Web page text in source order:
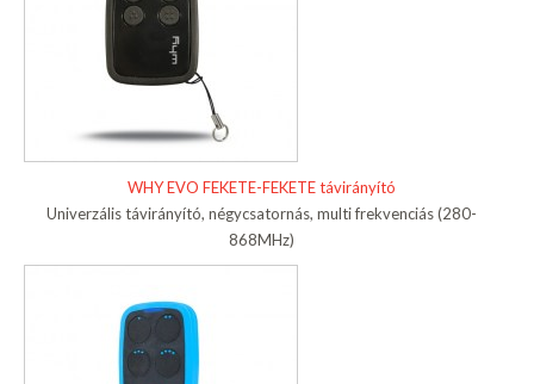
WHY EVO FEKETE-FEKETE távirányító
Univerzális távirányító, négycsatornás, multi frekvenciás (280-
868MHz)